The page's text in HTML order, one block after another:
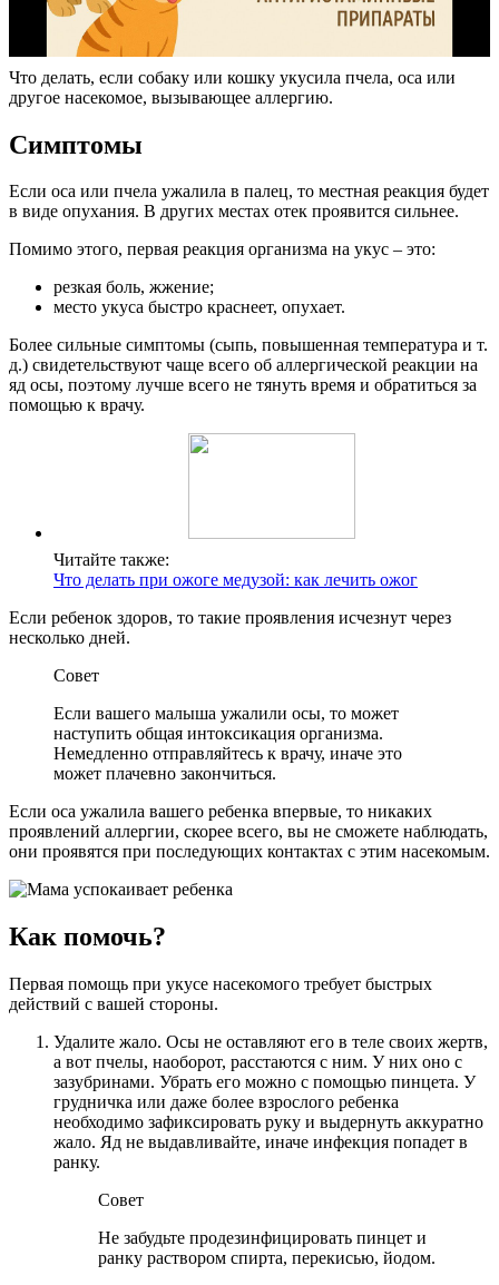
Что делать, если собаку или кошку укусила пчела, оса или
другое насекомое, вызывающее аллергию.
Симптомы
Если оса или пчела ужалила в палец, то местная реакция будет
в виде опухания. В других местах отек проявится сильнее.
Помимо этого, первая реакция организма на укус – это:
резкая боль, жжение;
место укуса быстро краснеет, опухает.
Более сильные симптомы (сыпь, повышенная температура и т.
д.) свидетельствуют чаще всего об аллергической реакции на
яд осы, поэтому лучше всего не тянуть время и обратиться за
помощью к врачу.
Читайте также:
Что делать при ожоге медузой: как лечить ожог
Если ребенок здоров, то такие проявления исчезнут через
несколько дней.
Совет
Если вашего малыша ужалили осы, то может
наступить общая интоксикация организма.
Немедленно отправляйтесь к врачу, иначе это
может плачевно закончиться.
Если оса ужалила вашего ребенка впервые, то никаких
проявлений аллергии, скорее всего, вы не сможете наблюдать,
они проявятся при последующих контактах с этим насекомым.
Как помочь?
Первая помощь при укусе насекомого требует быстрых
действий с вашей стороны.
Удалите жало. Осы не оставляют его в теле своих жертв,
а вот пчелы, наоборот, расстаются с ним. У них оно с
зазубринами. Убрать его можно с помощью пинцета. У
грудничка или даже более взрослого ребенка
необходимо зафиксировать руку и выдернуть аккуратно
жало. Яд не выдавливайте, иначе инфекция попадет в
ранку.
Совет
Не забудьте продезинфицировать пинцет и
ранку раствором спирта, перекисью, йодом.